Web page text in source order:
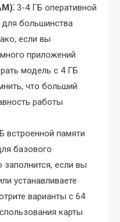
3-4 ГБ оперативной
большинства
если вы
приложений
модель с 4 ГБ
что больший
работы
встроенной памяти
базового
если вы
устанавливаете
варианты с 64
карты